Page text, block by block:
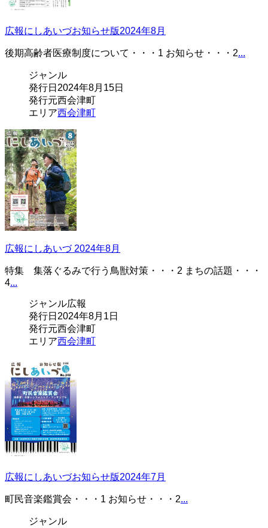
広報にしあいづお知らせ版2024年8月
後期高齢者医療制度について・・・1 お知らせ・・・2...
ジャンル
発行日 2024年8月15日
発行元西会津町
エリア西会津町
広報にしあいづ 2024年8月
特集 集落ぐるみで行う鳥獣対策・・・2 まちの話題・・・
4...
ジャンル広報
発行日 2024年8月1日
発行元西会津町
エリア西会津町
広報にしあいづお知らせ版2024年7月
町民音楽鑑賞会・・・1 お知らせ・・・2...
ジャンル